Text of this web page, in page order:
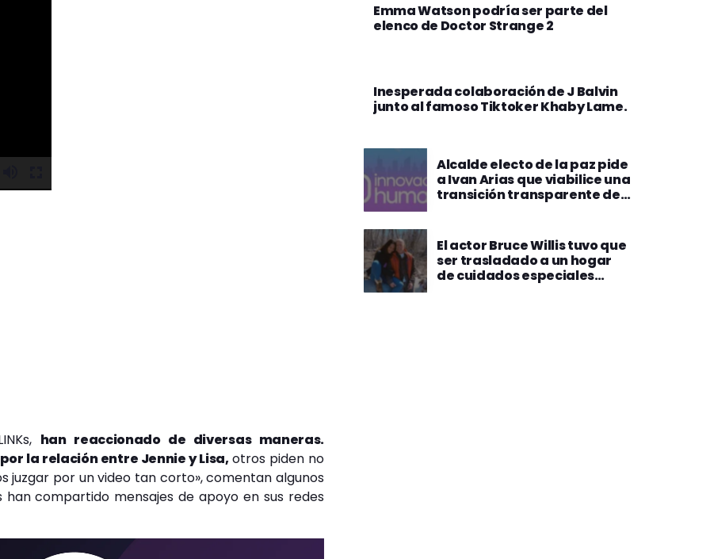
han reaccionado de diversas maneras.
la relación entre Jennie y Lisa,otros piden no
juzgar por un video tan corto», comentan algunos
compartido mensajes de apoyo en sus redes
Emma Watson podría ser parte del
elenco de Doctor Strange 2
Inesperada colaboración de J Balvin
junto al famoso Tiktoker Khaby Lame.
Alcalde electo de la paz pide
a Ivan Arias que viabilice una
transición transparente de
El actor Bruce Willis tuvo que
ser trasladado a un hogar
de cuidados especiales